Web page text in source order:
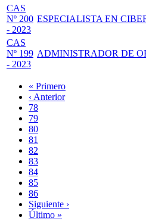
CAS
Nº 200
- 2023
ESPECIALISTA EN
CAS
Nº 199
- 2023
ADMINISTRADOR DE
Paginación
Primera
página
« Primero
Página
anterior
‹ Anterior
Page
78
Page
79
Page
80
Page
81
Página
actual
82
Page
83
Page
84
Page
85
Page
86
Siguiente
página
Siguiente ›
Última
Último »